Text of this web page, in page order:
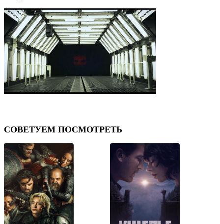
СОВЕТУЕМ ПОСМОТРЕТЬ